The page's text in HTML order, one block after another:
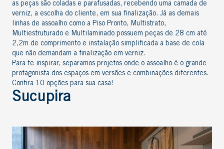
as peças são coladas e parafusadas, recebendo uma camada de
verniz, a escolha do cliente, em sua finalização. Já as demais
linhas de assoalho como a Piso Pronto, Multistrato,
Multiestruturado e Multilaminado possuem peças de 28 cm até
2,2m de comprimento e instalação simplificada a base de cola
que não demandam a finalização em verniz.
Para te inspirar, separamos projetos onde o assoalho é o grande
protagonista dos espaços em versões e combinações diferentes.
Confira 10 opções para sua casa!
Sucupira